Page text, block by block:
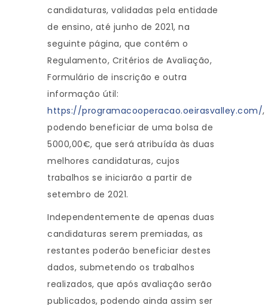
candidaturas, validadas pela entidade
de ensino, até junho de 2021, na
seguinte página, que contém o
Regulamento, Critérios de Avaliação,
Formulário de inscrição e outra
informação útil:
https://programacooperacao.oeirasvalley.com/,
podendo beneficiar de uma bolsa de
5000,00€, que será atribuída às duas
melhores candidaturas, cujos
trabalhos se iniciarão a partir de
setembro de 2021.
Independentemente de apenas duas
candidaturas serem premiadas, as
restantes poderão beneficiar destes
dados, submetendo os trabalhos
realizados, que após avaliação serão
publicados, podendo ainda assim ser